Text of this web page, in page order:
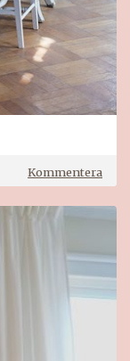
Kommenterapå
Jul
på